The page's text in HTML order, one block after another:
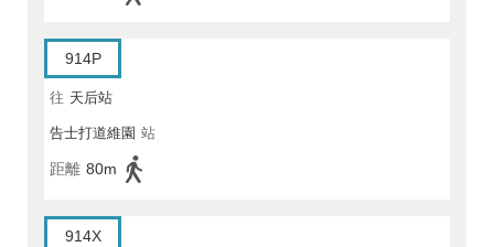
914P
往 天后站
告士打道維園 站
距離 80m
914X